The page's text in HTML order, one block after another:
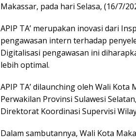
Makassar, pada hari Selasa, (16/7/
APIP TA’ merupakan inovasi dari
pengawasan intern terhadap
Digitalisasi pengawasan ini
lebih optimal.
APIP TA’ dilaunching oleh Wali Kota
Perwakilan Provinsi Sulawesi
Direktorat Koordinasi Supervisi
Dalam sambutannya, Wali Kota